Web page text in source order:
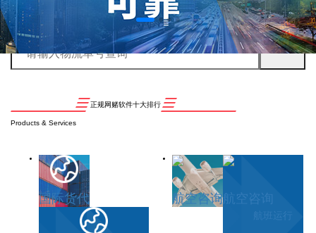
正规网赌软件十大排行
Products & Services
国际货代 航空咨询航空咨询
航班运行